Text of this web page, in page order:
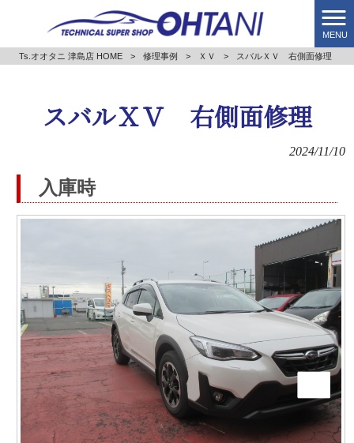
MENU
Ts.オオタニ 津島店 HOME > 修理事例 > ＸＶ > スバルＸＶ 右側面修理
スバルＸＶ 右側面修理
2024/11/10
入庫時